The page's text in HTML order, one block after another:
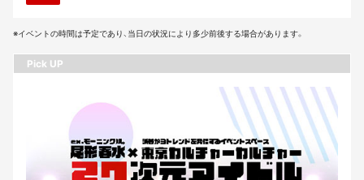
※イベントの時間は予定であり、当日の状況により多少前後する場合があります。
Pick UP